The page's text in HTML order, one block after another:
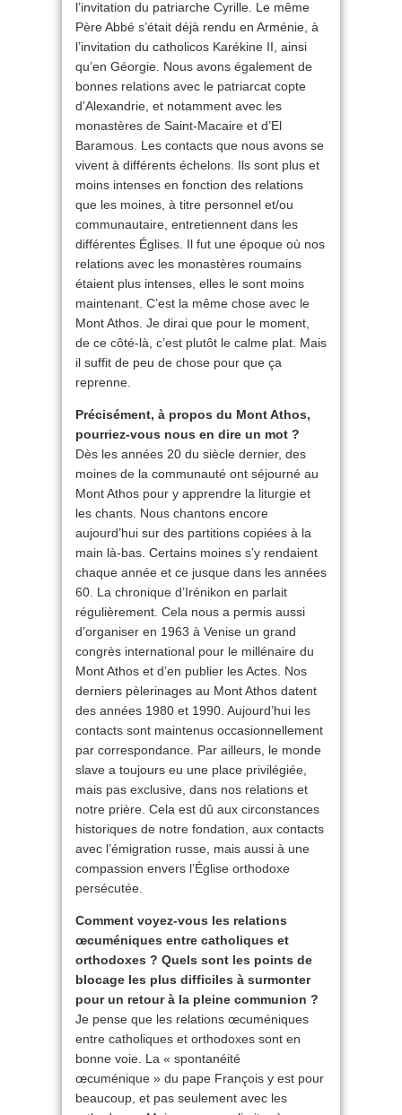
l’invitation du patriarche Cyrille. Le même
Père Abbé s’était déjà rendu en Arménie, à
l’invitation du catholicos Karékine II, ainsi
qu’en Géorgie. Nous avons également de
bonnes relations avec le patriarcat copte
d’Alexandrie, et notamment avec les
monastères de Saint-Macaire et d’El
Baramous. Les contacts que nous avons se
vivent à différents échelons. Ils sont plus et
moins intenses en fonction des relations
que les moines, à titre personnel et/ou
communautaire, entretiennent dans les
différentes Églises. Il fut une époque où nos
relations avec les monastères roumains
étaient plus intenses, elles le sont moins
maintenant. C’est la même chose avec le
Mont Athos. Je dirai que pour le moment,
de ce côté-là, c’est plutôt le calme plat. Mais
il suffit de peu de chose pour que ça
reprenne.
Précisément, à propos du Mont Athos,
pourriez-vous nous en dire un mot ?
Dès les années 20 du siècle dernier, des
moines de la communauté ont séjourné au
Mont Athos pour y apprendre la liturgie et
les chants. Nous chantons encore
aujourd’hui sur des partitions copiées à la
main là-bas. Certains moines s’y rendaient
chaque année et ce jusque dans les années
60. La chronique d’Irénikon en parlait
régulièrement. Cela nous a permis aussi
d’organiser en 1963 à Venise un grand
congrès international pour le millénaire du
Mont Athos et d’en publier les Actes. Nos
derniers pèlerinages au Mont Athos datent
des années 1980 et 1990. Aujourd’hui les
contacts sont maintenus occasionnellement
par correspondance. Par ailleurs, le monde
slave a toujours eu une place privilégiée,
mais pas exclusive, dans nos relations et
notre prière. Cela est dû aux circonstances
historiques de notre fondation, aux contacts
avec l’émigration russe, mais aussi à une
compassion envers l’Église orthodoxe
persécutée.
Comment voyez-vous les relations
œcuméniques entre catholiques et
orthodoxes ? Quels sont les points de
blocage les plus difficiles à surmonter
pour un retour à la pleine communion ?
Je pense que les relations œcuméniques
entre catholiques et orthodoxes sont en
bonne voie. La « spontanéité
œcuménique » du pape François y est pour
beaucoup, et pas seulement avec les